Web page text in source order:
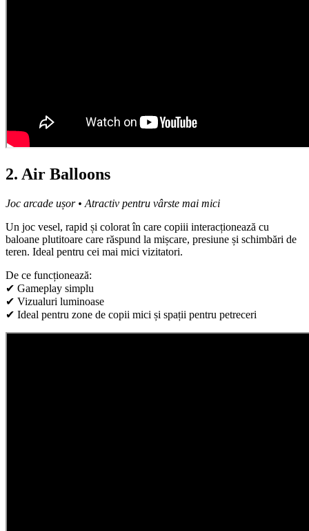
2. Air Balloons
Joc arcade ușor • Atractiv pentru vârste mai mici
Un joc vesel, rapid și colorat în care copiii interacționează cu
baloane plutitoare care răspund la mișcare, presiune și schimbări de
teren. Ideal pentru cei mai mici vizitatori.
De ce funcționează:
✔ Gameplay simplu
✔ Vizualuri luminoase
✔ Ideal pentru zone de copii mici și spații pentru petreceri